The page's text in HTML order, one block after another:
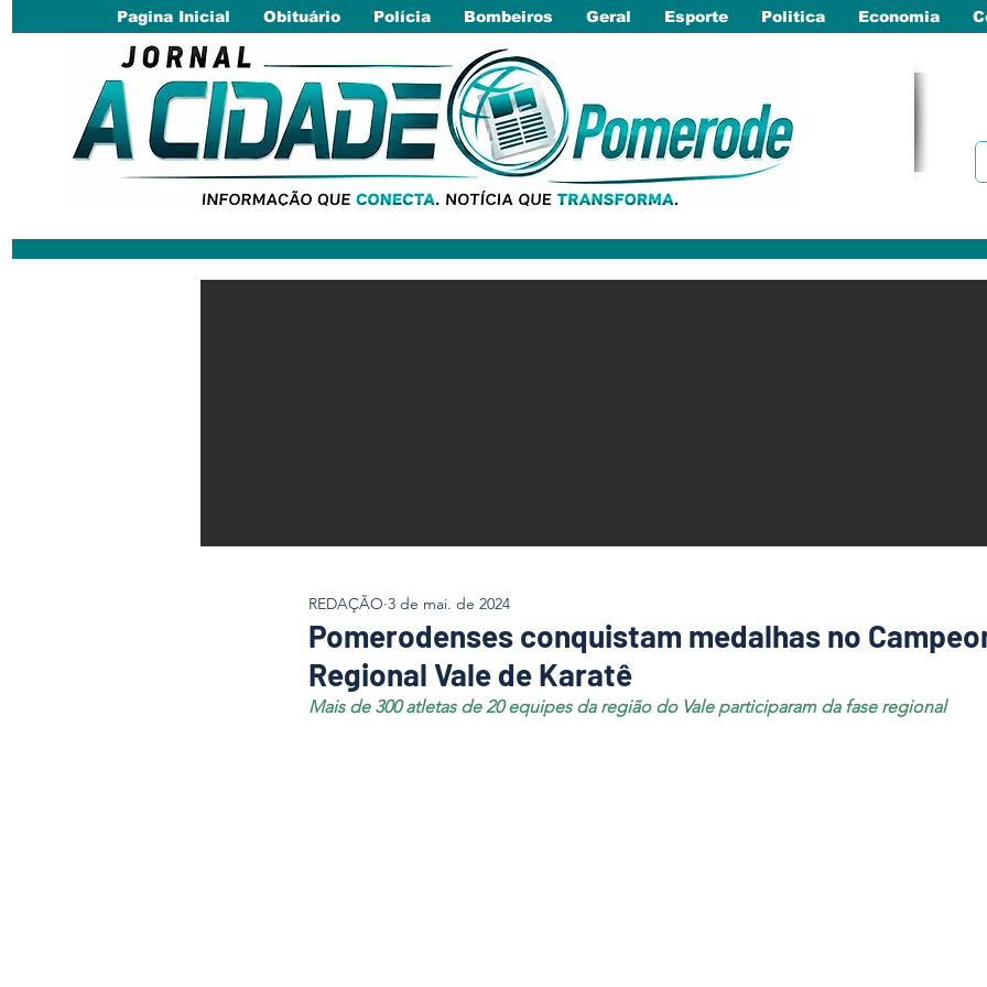
Pagina Inicial Obituário Polícia Bombeiros Geral Esporte Politica Economia
Pomerodenses conquistam medalhas no
Regional Vale de Karatê
REDAÇÃO 3 de mai. de 2024
Mais de 300 atletas de 20 equipes da região do Vale participaram da fase regional